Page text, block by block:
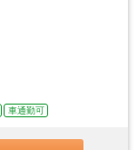
車通勤可